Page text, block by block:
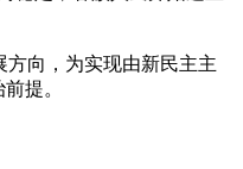
方向，为实现由新民主主
提。